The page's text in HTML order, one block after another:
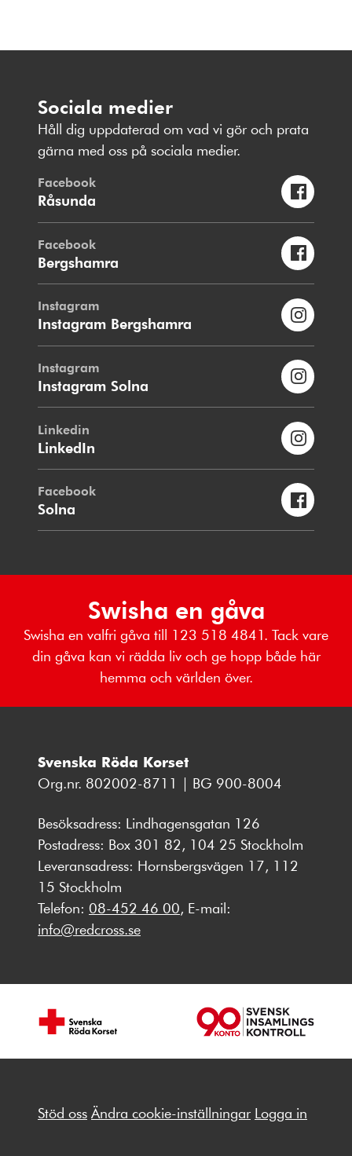
Sociala medier
Håll dig uppdaterad om vad vi gör och prata
gärna med oss på sociala medier.
Facebook
Råsunda
Facebook
Bergshamra
Instagram
Instagram Bergshamra
Instagram
Instagram Solna
Linkedin
LinkedIn
Facebook
Solna
Swisha en gåva
Swisha en valfri gåva till 123 518 4841. Tack vare
din gåva kan vi rädda liv och ge hopp både här
hemma och världen över.
Svenska Röda Korset
Org.nr. 802002-8711 | BG 900-8004
Besöksadress: Lindhagensgatan 126
Postadress: Box 301 82, 104 25 Stockholm
Leveransadress: Hornsbergsvägen 17, 112
15 Stockholm
Telefon: 08-452 46 00, E-mail:
info@redcross.se
Stöd oss Ändra cookie-inställningar Logga in